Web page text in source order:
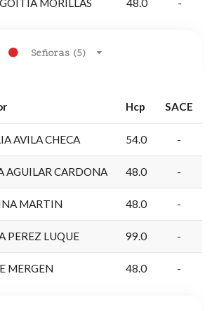
MORILLAS 48.0 -
Señoras (5)
Hcp SACE
AVILA CHECA 54.0 -
AGUILAR CARDONA 48.0 -
MARTIN 48.0 -
PEREZ LUQUE 99.0 -
MERGEN 48.0 -